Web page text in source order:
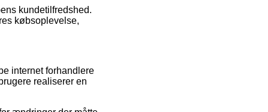
kundetilfredshed.
købsoplevelse,
internet forhandlere
realiserer en